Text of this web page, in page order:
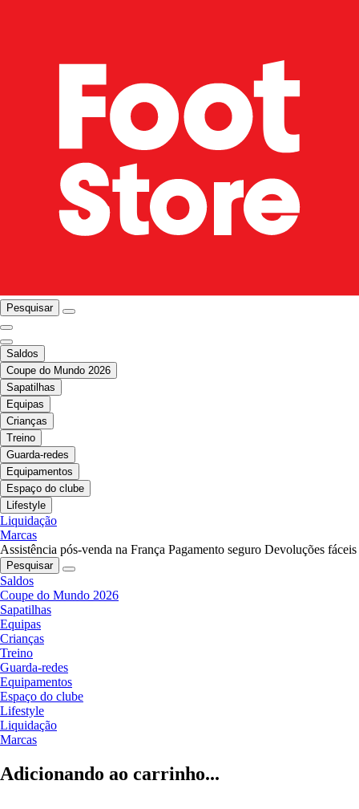
Pesquisar
Saldos
Coupe do Mundo 2026
Sapatilhas
Equipas
Crianças
Treino
Guarda-redes
Equipamentos
Espaço do clube
Lifestyle
Liquidação
Marcas
Assistência pós-venda na França Pagamento seguro Devoluções fáceis
Pesquisar
Saldos
Coupe do Mundo 2026
Sapatilhas
Equipas
Crianças
Treino
Guarda-redes
Equipamentos
Espaço do clube
Lifestyle
Liquidação
Marcas
Adicionando ao carrinho...